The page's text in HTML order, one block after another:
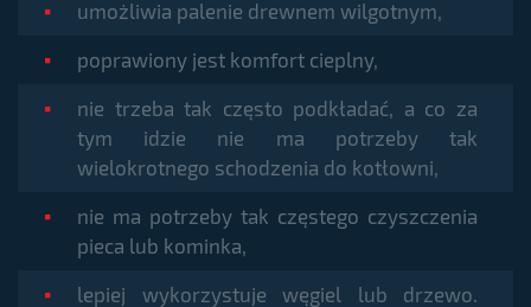
umożliwia palenie drewnem wilgotnym,
poprawiony jest komfort cieplny,
nie trzeba tak często podkładać, a co za
tym idzie nie ma potrzeby tak
wielokrotnego schodzenia do kotłowni,
nie ma potrzeby tak częstego czyszczenia
pieca lub kominka,
lepiej wykorzystuje węgiel lub drzewo.